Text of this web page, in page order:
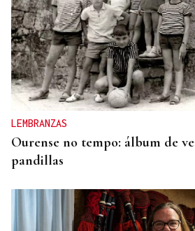
LEMBRANZAS
Ourense no tempo: álbum de
pandillas